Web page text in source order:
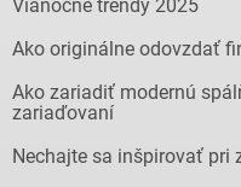
Vianočné trendy 2025
Ako originálne odovzdať
Ako zariadiť modernú
zariaďovaní
Nechajte sa inšpirovať pri